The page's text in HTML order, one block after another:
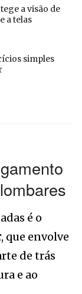
a visão de
a telas
simples
é o
, que envolve
de trás
e ao